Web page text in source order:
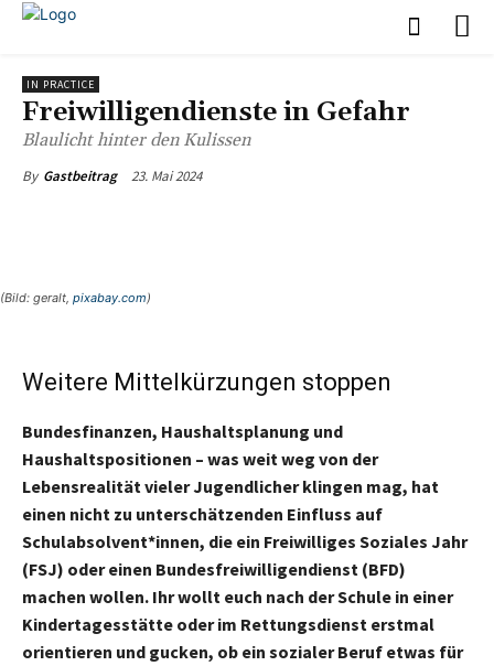
IN PRACTICE
Freiwilligendienste in Gefahr
Blaulicht hinter den Kulissen
By Gastbeitrag 23. Mai 2024
(Bild: geralt, pixabay.com)
Weitere Mittelkürzungen stoppen
Bundesfinanzen, Haushaltsplanung und
Haushaltspositionen – was weit weg von der
Lebensrealität vieler Jugendlicher klingen mag, hat
einen nicht zu unterschätzenden Einfluss auf
Schulabsolvent*innen, die ein Freiwilliges Soziales Jahr
(FSJ) oder einen Bundesfreiwilligendienst (BFD)
machen wollen. Ihr wollt euch nach der Schule in einer
Kindertagesstätte oder im Rettungsdienst erstmal
orientieren und gucken, ob ein sozialer Beruf etwas für